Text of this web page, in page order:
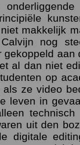
makkelijk
nog
aan
al dan niet
op
als ze video
leven in
uit den
digitale